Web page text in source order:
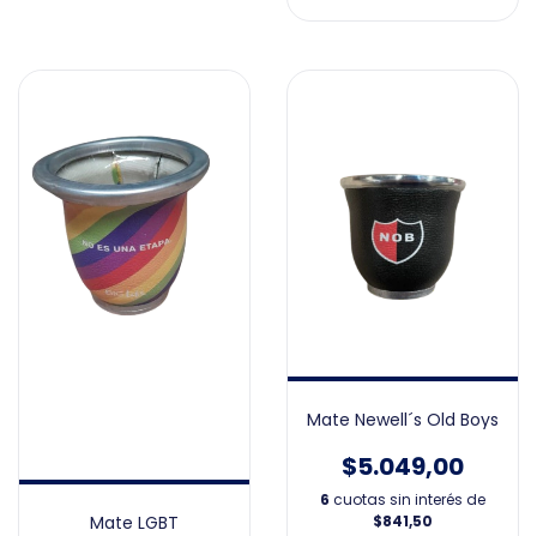
Mate LGBT
Mate Newell´s Old Boys
$5.049,00
6 cuotas sin interés de
$841,50